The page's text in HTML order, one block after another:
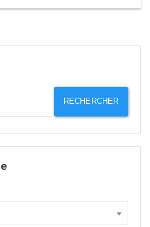
RECHERCHER